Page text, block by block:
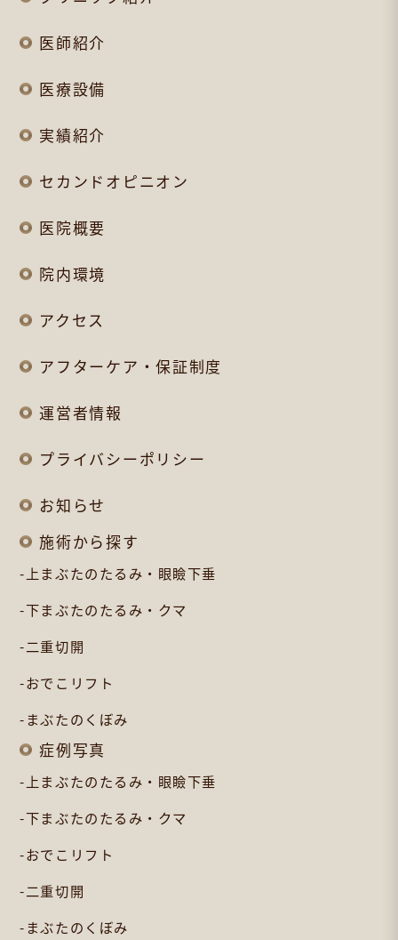
医師紹介
医療設備
実績紹介
セカンドオピニオン
医院概要
院内環境
アクセス
アフターケア・保証制度
運営者情報
プライバシーポリシー
お知らせ
施術から探す
上まぶたのたるみ・眼瞼下垂
下まぶたのたるみ・クマ
二重切開
おでこリフト
まぶたのくぼみ
症例写真
上まぶたのたるみ・眼瞼下垂
下まぶたのたるみ・クマ
おでこリフト
二重切開
まぶたのくぼみ